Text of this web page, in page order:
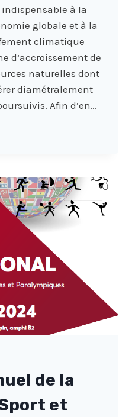
à la
globale et à la
climatique
d’accroissement de
naturelles dont
diamétralement
Afin d’en…
de la
et